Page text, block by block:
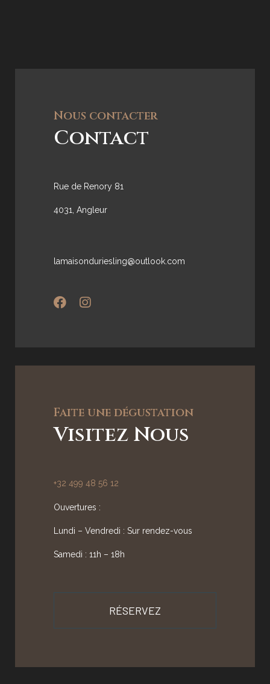
Nous contacter
Contact
Rue de Renory 81
4031, Angleur
lamaisonduriesling@outlook.com
Faite une dégustation
Visitez Nous
+32 499 48 56 12
Ouvertures :
Lundi – Vendredi : Sur rendez-vous
Samedi : 11h – 18h
RÉSERVEZ